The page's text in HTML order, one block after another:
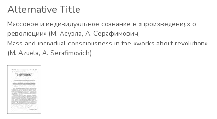
Alternative Title
Массовое и индивидуальное сознание в «произведениях о
революции» (М. Асуэла, А. Серафимович)
Mass and individual consciousness in the «works about revolution»
(M. Azuela, A. Serafimovich)